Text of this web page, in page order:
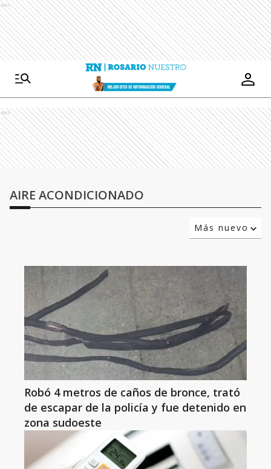
Ads
Ads
AIRE ACONDICIONADO
Más nuevo
Robó 4 metros de caños de bronce, trató
de escapar de la policía y fue detenido en
zona sudoeste